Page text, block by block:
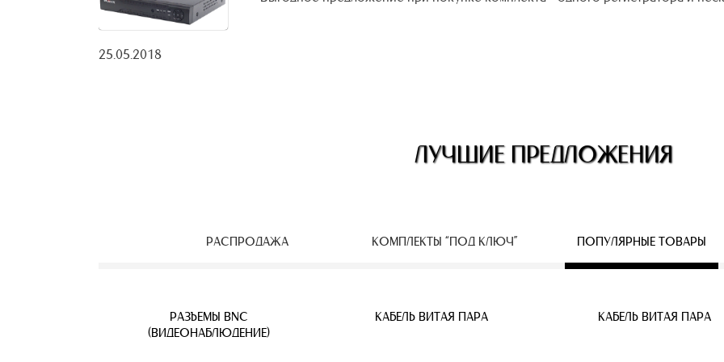
25.05.2018
ЛУЧШИЕ ПРЕДЛОЖЕНИЯ
РАСПРОДАЖА КОМПЛЕКТЫ “ПОД КЛЮЧ” ПОПУЛЯРНЫЕ ТОВАРЫ
УЛИЧНЫЕ IP КАМЕРЫ БЕСПРОВОДНЫЕ IP КАМЕРЫ КАБЕЛЬ ВИТАЯ ПАРА
РАЗЪЕМЫ BNC
(ВИДЕОНАБЛЮДЕНИЕ)
КАБЕЛЬ ВИТАЯ ПАРА КАБЕЛЬ ВИТАЯ ПАРА
КАБЕЛЬ ВИТАЯ ПАРА КАБЕЛЬ ВИТАЯ ПАРА КАБЕЛЬ ВИТАЯ ПАРА